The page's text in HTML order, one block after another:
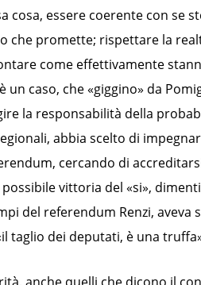
cosa, essere coerente con se
che promette; rispettare la
come effettivamente
un caso, che «giggino» da
la responsabilità della
abbia scelto di
cercando di
vittoria del «si»,
del referendum Renzi, aveva
taglio dei deputati, è una
anche quelli che dicono il